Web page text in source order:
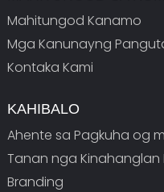
Mahitungod Kanamo
Mga Kanunayng
Kontaka Kami
KAHIBALO
Ahente sa Pagkuha og
Tanan nga
Branding